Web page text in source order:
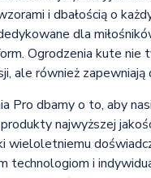
i dbałością o
dla
Ogrodzenia kute nie
ale również zapewniają
Pro dbamy o to, aby
najwyższej
wieloletniemu
technologiom i